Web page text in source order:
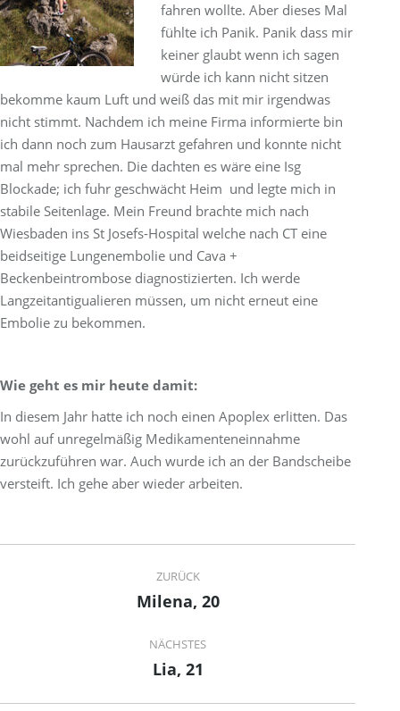
fahren wollte. Aber dieses Mal
fühlte ich Panik. Panik dass mir
keiner glaubt wenn ich sagen
würde ich kann nicht sitzen
bekomme kaum Luft und weiß das mit mir irgendwas
nicht stimmt. Nachdem ich meine Firma informierte bin
ich dann noch zum Hausarzt gefahren und konnte nicht
mal mehr sprechen. Die dachten es wäre eine Isg
Blockade; ich fuhr geschwächt Heim und legte mich in
stabile Seitenlage. Mein Freund brachte mich nach
Wiesbaden ins St Josefs-Hospital welche nach CT eine
beidseitige Lungenembolie und Cava +
Beckenbeintrombose diagnostizierten. Ich werde
Langzeitantigualieren müssen, um nicht erneut eine
Embolie zu bekommen.
Wie geht es mir heute damit:
In diesem Jahr hatte ich noch einen Apoplex erlitten. Das
wohl auf unregelmäßig Medikamenteneinnahme
zurückzuführen war. Auch wurde ich an der Bandscheibe
versteift. Ich gehe aber wieder arbeiten.
navigation
ZURÜCK
Previous
Milena, 20
NÄCHSTES
Next
Lia, 21